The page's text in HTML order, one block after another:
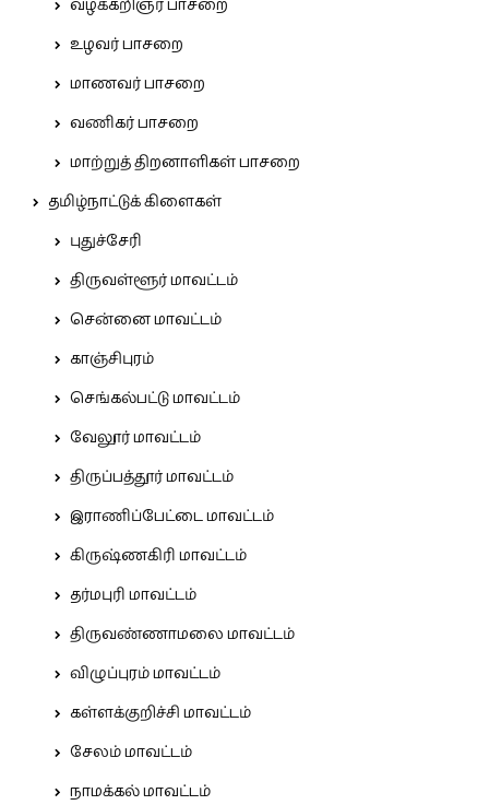
வழக்கறிஞர் பாசறை
உழவர் பாசறை
மாணவர் பாசறை
வணிகர் பாசறை
மாற்றுத் திறனாளிகள் பாசறை
தமிழ்நாட்டுக் கிளைகள்
புதுச்சேரி
திருவள்ளூர் மாவட்டம்
சென்னை மாவட்டம்
காஞ்சிபுரம்
செங்கல்பட்டு மாவட்டம்
வேலூர் மாவட்டம்
திருப்பத்தூர் மாவட்டம்
இராணிப்பேட்டை மாவட்டம்
கிருஷ்ணகிரி மாவட்டம்
தர்மபுரி மாவட்டம்
திருவண்ணாமலை மாவட்டம்
விழுப்புரம் மாவட்டம்
கள்ளக்குறிச்சி மாவட்டம்
சேலம் மாவட்டம்
நாமக்கல் மாவட்டம்